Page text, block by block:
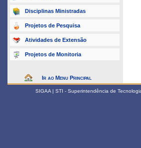
Disciplinas Ministradas
Projetos de Pesquisa
Atividades de Extensão
Projetos de Monitoria
Ir ao Menu Principal
SIGAA | STI - Superintendência de